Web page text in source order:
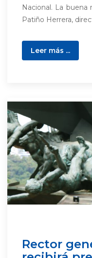
Nacional. La buena
Patiño Herrera,
Leer más ...
Rector